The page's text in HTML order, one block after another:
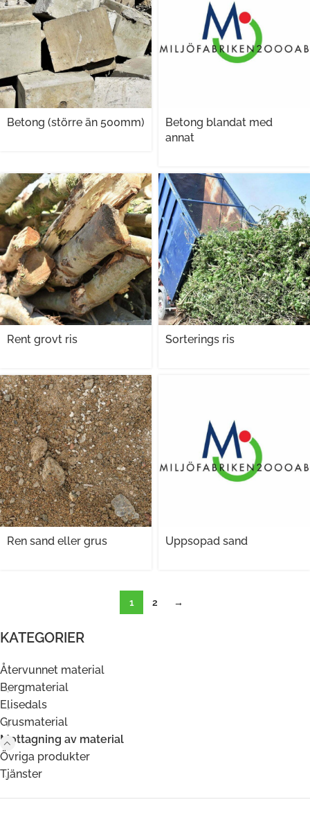
KATEGORIER
Återvunnet material
Bergmaterial
Elisedals
Grusmaterial
Mottagning av material
Övriga produkter
Tjänster
Betong (större än 500mm)
Betong blandat med
annat
Rent grovt ris Sorterings ris
Ren sand eller grus Uppsopad sand
1 2 →